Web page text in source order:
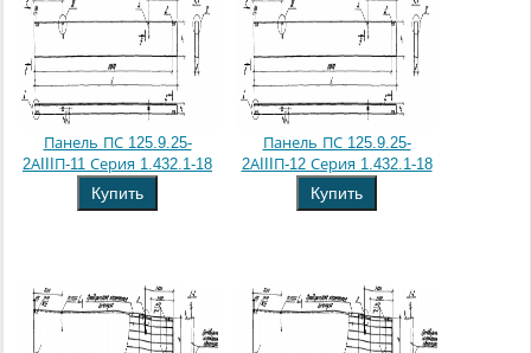
Панель ПС 125.9.25-
2АIIIП-11 Серия 1.432.1-18
Купить
Панель ПС 125.9.25-
2АIIIП-12 Серия 1.432.1-18
Купить